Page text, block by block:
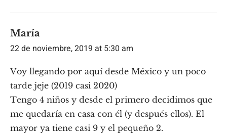
María
22 de noviembre, 2019 at 5:30 am
Voy llegando por aquí desde México y un poco
tarde jeje (2019 casi 2020)
Tengo 4 niños y desde el primero decidimos que
me quedaría en casa con él (y después ellos). El
mayor ya tiene casi 9 y el pequeño 2.